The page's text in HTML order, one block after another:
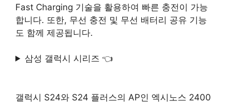
Fast Charging 기술을 활용하여 빠른 충전이 가능
합니다. 또한, 무선 충전 및 무선 배터리 공유 기능
도 함께 제공됩니다.
삼성 갤럭시 시리즈 👈
갤럭시 S24와 S24 플러스의 AP인 엑시노스 2400